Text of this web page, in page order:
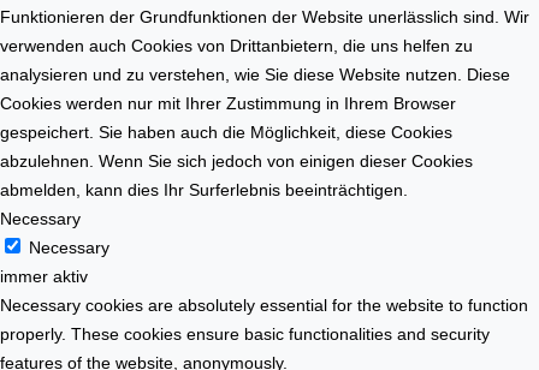
k
t
l
e
n
Funktionieren der Grundfunktionen der Website unerlässlich sind. Wir
verwenden auch Cookies von Drittanbietern, die uns helfen zu
analysieren und zu verstehen, wie Sie diese Website nutzen. Diese
Cookies werden nur mit Ihrer Zustimmung in Ihrem Browser
gespeichert. Sie haben auch die Möglichkeit, diese Cookies
abzulehnen. Wenn Sie sich jedoch von einigen dieser Cookies
abmelden, kann dies Ihr Surferlebnis beeinträchtigen.
Necessary
Necessary
immer aktiv
Necessary cookies are absolutely essential for the website to function
properly. These cookies ensure basic functionalities and security
features of the website, anonymously.